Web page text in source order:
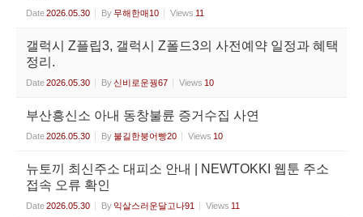
Date2026.05.30 By무해한매10 Views 11
갤럭시 Z플립3, 갤럭시 Z폴드3의 사전예약 일정과 혜택
정리.
Date2026.05.30 By신비로운꿩67 Views 10
부산흥신소 아내 동창불륜 증거수집 사연
Date2026.05.30 By불길한붕어빵20 Views 10
뉴토끼 최신주소 대피소 안내 | NEWTOKKI 웹툰 주소
접속 오류 확인
Date2026.05.30 By 익살스러운달고나91 Views 11